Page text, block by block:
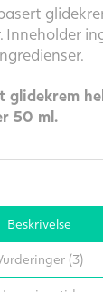
glidekrem
50 ml.
Beskrivelse
(3)